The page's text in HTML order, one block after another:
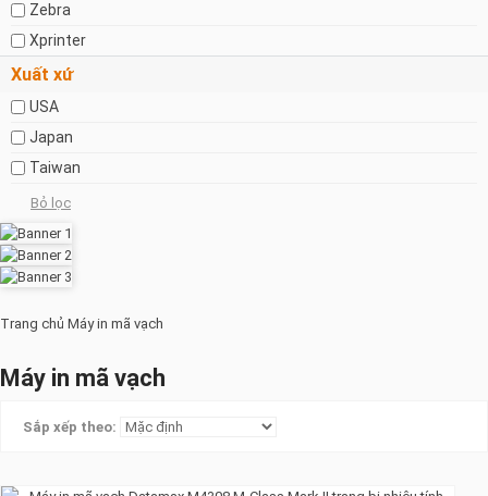
Zebra
Xprinter
Xuất xứ
USA
Japan
Taiwan
Trang chủ Máy in mã vạch
Máy in mã vạch
Sắp xếp theo: